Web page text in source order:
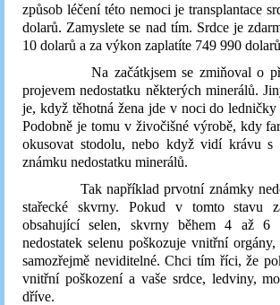
způsob léčení této nemoci je transplantace
dolarů. Zamyslete se nad tím. Srdce je
10 dolarů a za výkon zaplatíte 749 990
Na začátkjsem se zmiňoval o
projevem nedostatku některých minerálů.
je, když těhotná žena jde v noci do
Podobně je tomu v živočišné výrobě, kdy
okusovat stodolu, nebo když vidí krávu
známku nedostatku minerálů.
Tak například prvotní známky
stařecké skvrny. Pokud v tomto stavu
obsahující selen, skvrny během 4 až 6
nedostatek selenu poškozuje vnitřní
samozřejmě neviditelné. Chci tím říci, že
vnitřní poškození a vaše srdce, ledviny,
dříve.